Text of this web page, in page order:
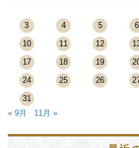
3
4 5 6
10
11 12
17
18 19
24
25 26
31
« 9月
11月 »